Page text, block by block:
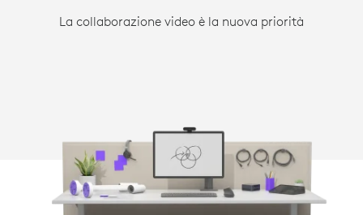
La collaborazione video è la nuova priorità